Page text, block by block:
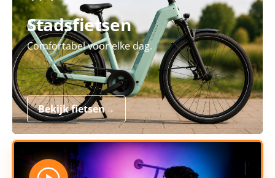
Stadsfietsen
Comfortabel voor elke dag.
Bekijk fietsen→